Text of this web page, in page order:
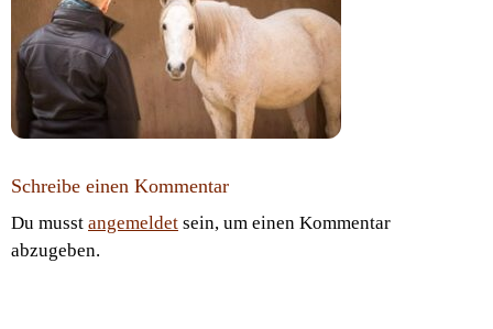
Schreibe einen Kommentar
Du musst angemeldet sein, um einen Kommentar
abzugeben.